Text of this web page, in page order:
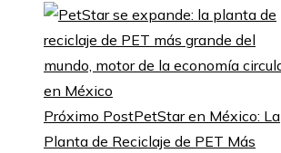
Próximo PostPetStar en México: La
Planta de Reciclaje de PET Más